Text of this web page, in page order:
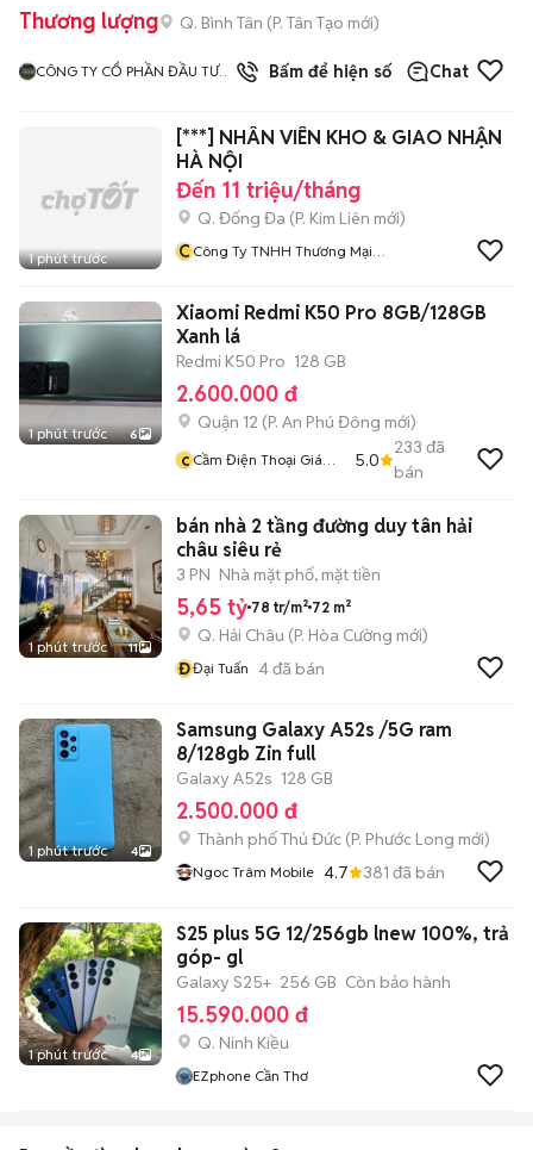
Thương lượng Q. Bình Tân (P. Tân Tạo mới)
CÔNG TY CỔ PHẦN ĐẦU TƯ
Bấm để hiện số Chat
1 phút trước
[***] NHÂN VIÊN KHO & GIAO NHẬN
HÀ NỘI
Đến 11 triệu/tháng
Q. Đống Đa (P. Kim Liên mới)
CCông Ty TNHH Thương Mại
1 phút trước 6
Xiaomi Redmi K50 Pro 8GB/128GB
Xanh lá
Redmi K50 Pro 128 GB
2.600.000 đ
Quận 12 (P. An Phú Đông mới)
c Cầm Điện Thoại Giá
5.0
233 đã
bán
1 phút trước 11
bán nhà 2 tầng đường duy tân hải
châu siêu rẻ
3 PN Nhà mặt phố, mặt tiền
5,65 tỷ 78 tr/m² 72 m²
Q. Hải Châu (P. Hòa Cường mới)
ĐĐại Tuấn 4đã bán
1 phút trước 4
Samsung Galaxy A52s /5G ram
8/128gb Zin full
Galaxy A52s 128 GB
2.500.000 đ
Thành phố Thủ Đức (P. Phước Long mới)
Ngoc Trâm Mobile 4.7 381 đã bán
1 phút trước 4
S25 plus 5G 12/256gb lnew 100%, trả
góp- gl
Galaxy S25+ 256 GB Còn bảo hành
15.590.000 đ
Q. Ninh Kiều
EZphone Cần Thơ